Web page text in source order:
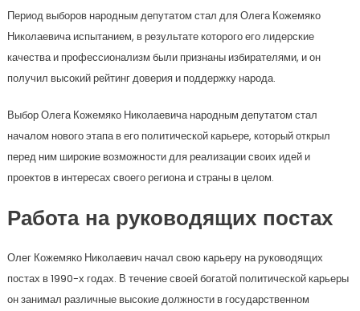
Период выборов народным депутатом стал для Олега Кожемяко
Николаевича испытанием, в результате которого его лидерские
качества и профессионализм были признаны избирателями, и он
получил высокий рейтинг доверия и поддержку народа.
Выбор Олега Кожемяко Николаевича народным депутатом стал
началом нового этапа в его политической карьере, который открыл
перед ним широкие возможности для реализации своих идей и
проектов в интересах своего региона и страны в целом.
Работа на руководящих постах
Олег Кожемяко Николаевич начал свою карьеру на руководящих
постах в 1990-х годах. В течение своей богатой политической карьеры
он занимал различные высокие должности в государственном